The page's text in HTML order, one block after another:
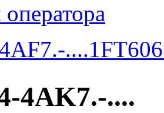
....
4AK7.-....